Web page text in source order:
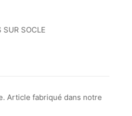
SUR SOCLE
Article fabriqué dans notre